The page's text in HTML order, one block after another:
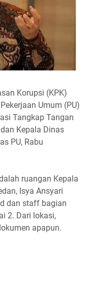
Korupsi (KPK)
Umum (PU)
Tangkap Tangan
Kepala Dinas
PU, Rabu
ruangan Kepala
Isya Ansyari
dan staff bagian
2. Dari lokasi,
apapun.